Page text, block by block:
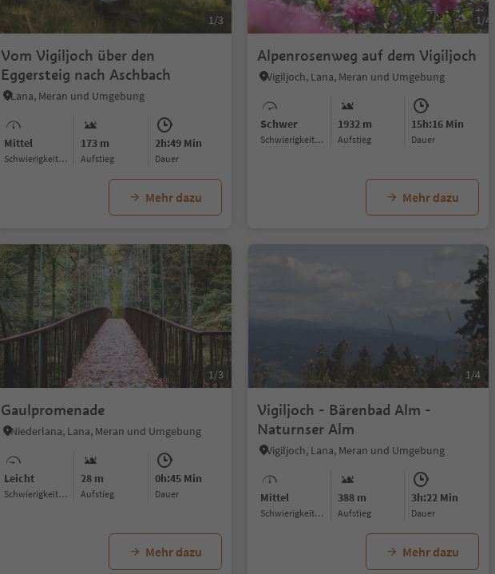
1/3
Vom Vigiljoch über den
Eggersteig nach Aschbach
Lana, Meran und Umgebung
Mittel
Schwierigkeitsgrad
173 m
Aufstieg
2h:49 Min
Dauer
Mehr dazu
1/4
Alpenrosenweg auf dem Vigiljoch
Vigiljoch, Lana, Meran und Umgebung
Schwer
Schwierigkeitsgrad
1932 m
Aufstieg
15h:16 Min
Dauer
Mehr dazu
1/3
Gaulpromenade
Niederlana, Lana, Meran und Umgebung
Leicht
Schwierigkeitsgrad
28 m
Aufstieg
0h:45 Min
Dauer
Mehr dazu
1/4
Vigiljoch - Bärenbad Alm -
Naturnser Alm
Vigiljoch, Lana, Meran und Umgebung
Mittel
Schwierigkeitsgrad
388 m
Aufstieg
3h:22 Min
Dauer
Mehr dazu